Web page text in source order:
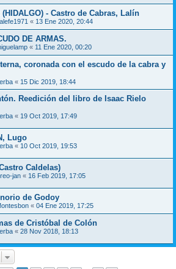
- Castro de Cabras, Lalín
« 13 Ene 2020, 20:44
DE ARMAS.
« 11 Ene 2020, 00:20
coronada con el escudo de la cabra y
« 15 Dic 2019, 18:44
Reedición del libro de Isaac Rielo
« 19 Oct 2019, 17:49
Lugo
« 10 Oct 2019, 19:53
Caldelas)
jan « 16 Feb 2019, 17:05
de Godoy
« 04 Ene 2019, 17:25
de Cristóbal de Colón
« 28 Nov 2018, 18:13